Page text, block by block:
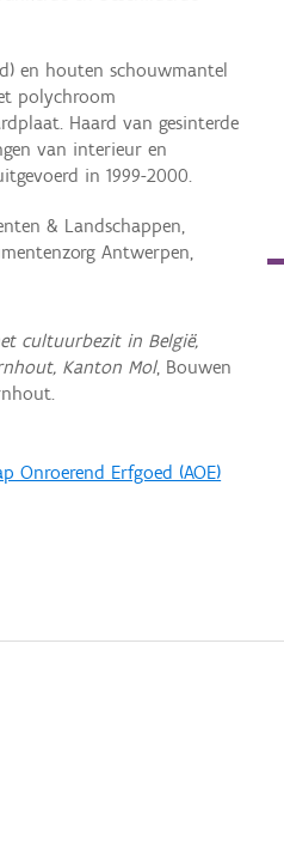
en houten schouwmantel
polychroom
Haard van gesinterde
van interieur en
in 1999-2000.
& Landschappen,
Antwerpen,
cultuurbezit in België,
Kanton Mol, Bouwen
Onroerend Erfgoed (AOE)